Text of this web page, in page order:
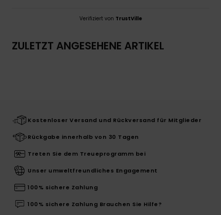
Verifiziert von TrustVille
ZULETZT ANGESEHENE ARTIKEL
Kostenloser Versand und Rückversand für Mitglieder
Rückgabe innerhalb von 30 Tagen
Treten Sie dem Treueprogramm bei
Unser umweltfreundliches Engagement
100% sichere Zahlung
100% sichere Zahlung Brauchen Sie Hilfe?